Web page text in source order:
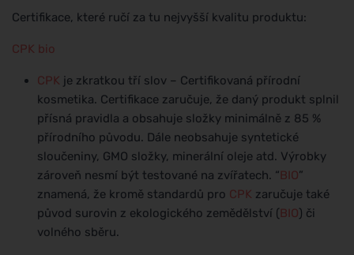
Certifikace, které ručí za tu nejvyšší kvalitu produktu:
CPK bio
CPK je zkratkou tří slov – Certifikovaná přírodní
kosmetika. Certifikace zaručuje, že daný produkt splnil
přísná pravidla a obsahuje složky minimálně z 85 %
přírodního původu. Dále neobsahuje syntetické
sloučeniny, GMO složky, minerální oleje atd. Výrobky
zároveň nesmí být testované na zvířatech. “BIO”
znamená, že kromě standardů pro CPK zaručuje také
původ surovin z ekologického zemědělství (BIO) či
volného sběru.